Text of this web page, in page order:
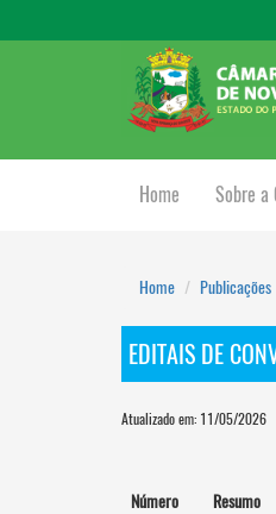
Home Sobre a
Home Publicações
EDITAIS DE
Atualizado em: 11/05/2026
Número Resumo